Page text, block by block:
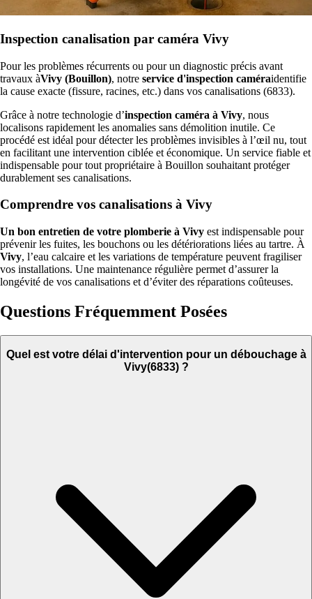
Inspection canalisation par caméra Vivy
Pour les problèmes récurrents ou pour un diagnostic précis avant
travaux àVivy (Bouillon), notre service d'inspection caméraidentifie
la cause exacte (fissure, racines, etc.) dans vos canalisations (6833).
Grâce à notre technologie d’inspection caméra à Vivy, nous
localisons rapidement les anomalies sans démolition inutile. Ce
procédé est idéal pour détecter les problèmes invisibles à l’œil nu, tout
en facilitant une intervention ciblée et économique. Un service fiable et
indispensable pour tout propriétaire à Bouillon souhaitant protéger
durablement ses canalisations.
Comprendre vos canalisations à Vivy
Un bon entretien de votre plomberie à Vivy est indispensable pour
prévenir les fuites, les bouchons ou les détériorations liées au tartre. À
Vivy, l’eau calcaire et les variations de température peuvent fragiliser
vos installations. Une maintenance régulière permet d’assurer la
longévité de vos canalisations et d’éviter des réparations coûteuses.
Questions Fréquemment Posées
Quel est votre délai d'intervention pour un débouchage à
Vivy(6833) ?